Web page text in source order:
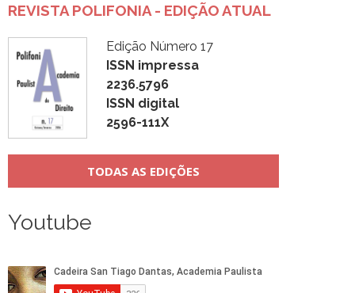
REVISTA POLIFONIA - EDIÇÃO ATUAL
Edição Número 17
ISSN impressa
2236.5796
ISSN digital
2596-111X
TODAS AS EDIÇÕES
Youtube